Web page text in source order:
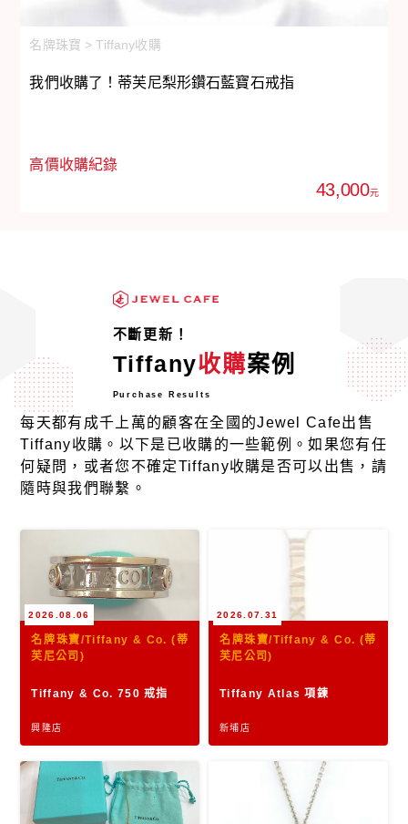
名牌珠寶 > Tiffany收購
我們收購了！蒂芙尼梨形鑽石藍寶石戒指
高價收購紀錄
43,000元
不斷更新！
Tiffany收購案例
Purchase Results
每天都有成千上萬的顧客在全國的Jewel Cafe出售
Tiffany收購。以下是已收購的一些範例。如果您有任
何疑問，或者您不確定Tiffany收購是否可以出售，請
隨時與我們聯繫。
2026.08.06
名牌珠寶/Tiffany & Co. (蒂
芙尼公司)
Tiffany & Co. 750 戒指
興隆店
2026.07.31
名牌珠寶/Tiffany & Co. (蒂
芙尼公司)
Tiffany Atlas 項鍊
新埔店